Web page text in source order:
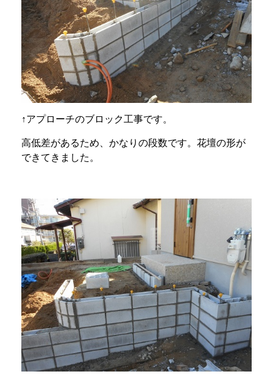
↑アプローチのブロック工事です。
高低差があるため、かなりの段数です。花壇の形が
できてきました。